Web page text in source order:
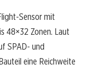
Sensor mit
48×32 Zonen. Laut
SPAD- und
eine Reichweite